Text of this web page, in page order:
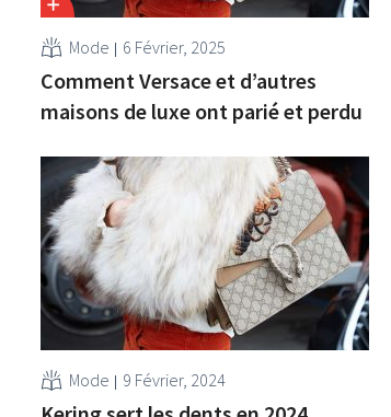
Mode 6 Février, 2025
Comment Versace et d’autres
maisons de luxe ont parié et perdu
Mode 9 Février, 2024